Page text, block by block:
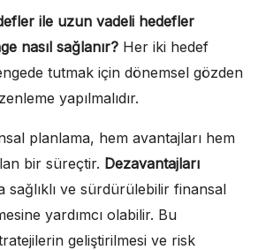
ile uzun vadeli hedefler
nasıl sağlanır? Her iki hedef
tutmak için dönemsel gözden
yapılmalıdır.
planlama, hem avantajları hem
bir süreçtir. Dezavantajları
sağlıklı ve sürdürülebilir finansal
yardımcı olabilir. Bu
geliştirilmesi ve risk